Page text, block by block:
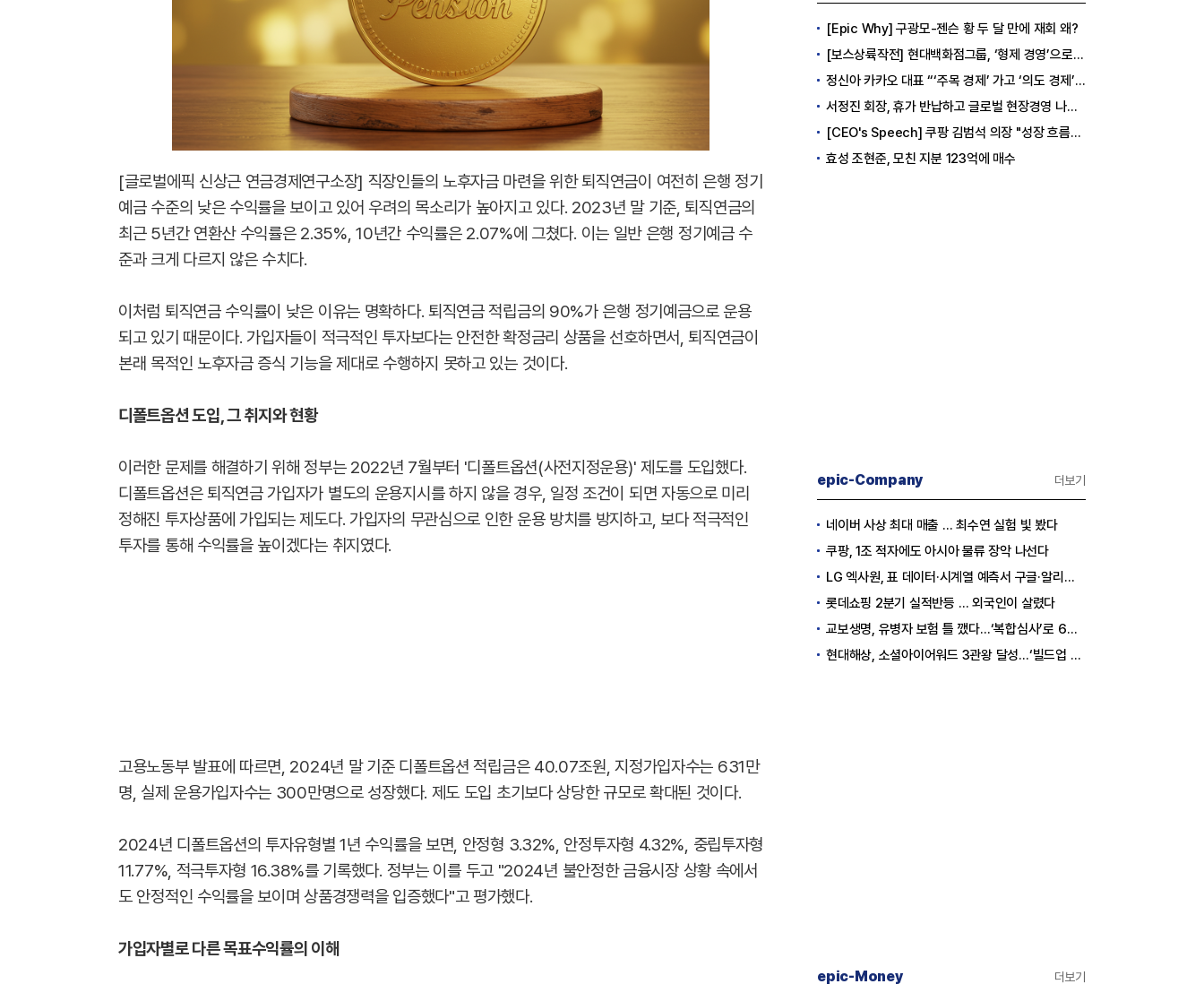
[글로벌에픽 신상근 연금경제연구소장] 직장인들의 노후자금 마련을 위한 퇴직연금이 여전히 은행 정기
예금 수준의 낮은 수익률을 보이고 있어 우려의 목소리가 높아지고 있다. 2023년 말 기준, 퇴직연금의
최근 5년간 연환산 수익률은 2.35%, 10년간 수익률은 2.07%에 그쳤다. 이는 일반 은행 정기예금 수
준과 크게 다르지 않은 수치다.
이처럼 퇴직연금 수익률이 낮은 이유는 명확하다. 퇴직연금 적립금의 90%가 은행 정기예금으로 운용
되고 있기 때문이다. 가입자들이 적극적인 투자보다는 안전한 확정금리 상품을 선호하면서, 퇴직연금이
본래 목적인 노후자금 증식 기능을 제대로 수행하지 못하고 있는 것이다.
디폴트옵션 도입, 그 취지와 현황
이러한 문제를 해결하기 위해 정부는 2022년 7월부터 '디폴트옵션(사전지정운용)' 제도를 도입했다.
디폴트옵션은 퇴직연금 가입자가 별도의 운용지시를 하지 않을 경우, 일정 조건이 되면 자동으로 미리
정해진 투자상품에 가입되는 제도다. 가입자의 무관심으로 인한 운용 방치를 방지하고, 보다 적극적인
투자를 통해 수익률을 높이겠다는 취지였다.
고용노동부 발표에 따르면, 2024년 말 기준 디폴트옵션 적립금은 40.07조원, 지정가입자수는 631만
명, 실제 운용가입자수는 300만명으로 성장했다. 제도 도입 초기보다 상당한 규모로 확대된 것이다.
2024년 디폴트옵션의 투자유형별 1년 수익률을 보면, 안정형 3.32%, 안정투자형 4.32%, 중립투자형
11.77%, 적극투자형 16.38%를 기록했다. 정부는 이를 두고 "2024년 불안정한 금융시장 상황 속에서
도 안정적인 수익률을 보이며 상품경쟁력을 입증했다"고 평가했다.
가입자별로 다른 목표수익률의 이해
[Epic Why] 구광모-젠슨 황 두 달 만에 재회 왜?
[보스상륙작전] 현대백화점그룹, ‘형제 경영’으로 방향 틀었다
정신아 카카오 대표 “‘주목 경제’ 가고 ‘의도 경제’ 왔다”
서정진 회장, 휴가 반납하고 글로벌 현장경영 나선다
[CEO's Speech] 쿠팡 김범석 의장 "성장 흐름은 변하지 않았다"
효성 조현준, 모친 지분 123억에 매수
epic-Company 더보기
네이버 사상 최대 매출 … 최수연 실험 빛 봤다
쿠팡, 1조 적자에도 아시아 물류 장악 나선다
LG 엑사원, 표 데이터·시계열 예측서 구글·알리바바 제쳤다
롯데쇼핑 2분기 실적반등 … 외국인이 살렸다
교보생명, 유병자 보험 틀 깼다…‘복합심사’로 6개월 독점권 획득
현대해상, 소셜아이어워드 3관왕 달성…‘빌드업 육아’ 소통 결실
epic-Money 더보기